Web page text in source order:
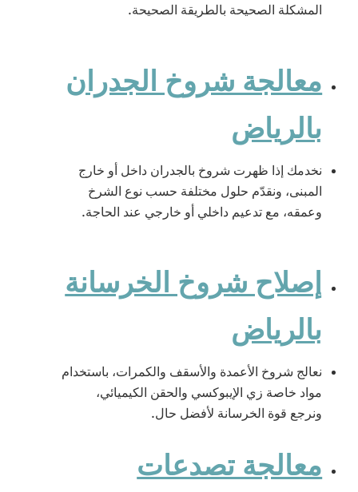
المشكلة الصحيحة بالطريقة الصحيحة.
معالجة شروخ الجدران
بالرياض
نخدمك إذا ظهرت شروخ بالجدران داخل أو خارج
المبنى، ونقدّم حلول مختلفة حسب نوع الشرخ
وعمقه، مع تدعيم داخلي أو خارجي عند الحاجة.
إصلاح شروخ الخرسانة
بالرياض
نعالج شروخ الأعمدة والأسقف والكمرات، باستخدام
مواد خاصة زي الإيبوكسي والحقن الكيميائي،
ونرجع قوة الخرسانة لأفضل حال.
معالجة تصدعات